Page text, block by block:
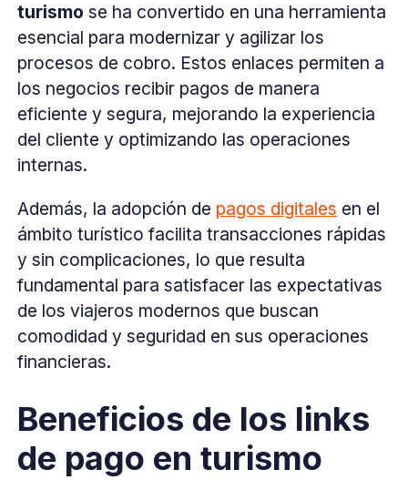
turismo se ha convertido en una herramienta
esencial para modernizar y agilizar los
procesos de cobro. Estos enlaces permiten a
los negocios recibir pagos de manera
eficiente y segura, mejorando la experiencia
del cliente y optimizando las operaciones
internas.
Además, la adopción de pagos digitales en el
ámbito turístico facilita transacciones rápidas
y sin complicaciones, lo que resulta
fundamental para satisfacer las expectativas
de los viajeros modernos que buscan
comodidad y seguridad en sus operaciones
financieras.
Beneficios de los links
de pago en turismo